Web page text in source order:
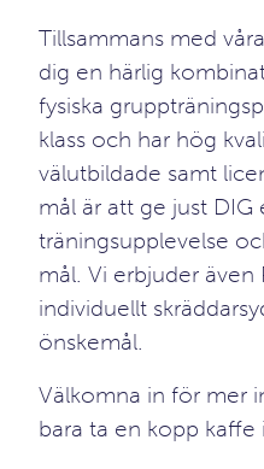
Tillsammans med
dig en härlig
fysiska
klass och har hög
välutbildade samt
mål är att ge just DIG
träningsupplevelse
mål. Vi erbjuder även
individuellt
önskemål.
Välkomna in för mer
bara ta en kopp kaffe